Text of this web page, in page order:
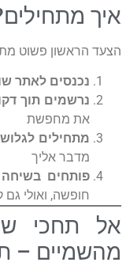
איך
הצעד הראשון פשוט
נכנסים לאתר
נרשמים תוך
את מחפשת
מתחילים
מדבר אליך
פותחים בשיחה
חופשה, ואולי
אל תחכי
מהשמיים –